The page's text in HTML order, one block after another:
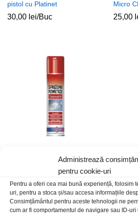
Administrează
pentru cookie-uri
Pentru a oferi cea mai bună experiență, folosim
uri, pentru a stoca și/sau accesa informațiile
Consimțământul pentru aceste tehnologii ne
cum ar fi comportamentul de navigare sau ID-
pistol cu Platinet
30,00 lei/Buc
Micro
25,00
Spray aer comprimat 600ml
Spray
Platinet